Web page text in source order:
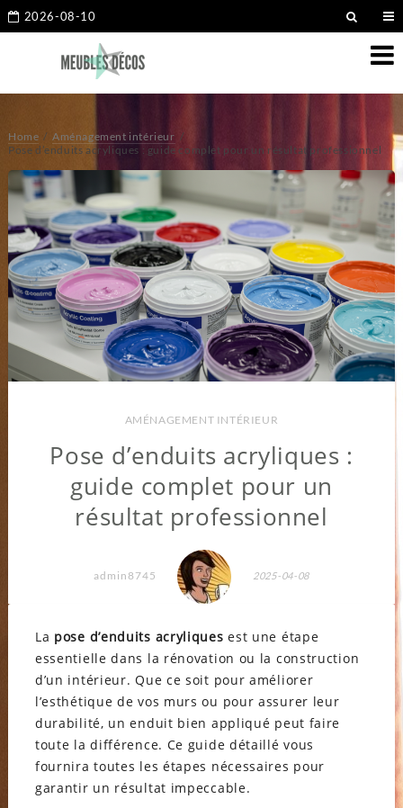
2026-08-10
Home
Aménagement intérieur
Pose d’enduits acryliques : guide complet pour un résultat professionnel
AMÉNAGEMENT INTÉRIEUR
Pose d’enduits acryliques :
guide complet pour un
résultat professionnel
admin8745 2025-04-08
La pose d’enduits acryliques est une étape
essentielle dans la rénovation ou la construction
d’un intérieur. Que ce soit pour améliorer
l’esthétique de vos murs ou pour assurer leur
durabilité, un enduit bien appliqué peut faire
toute la différence. Ce guide détaillé vous
fournira toutes les étapes nécessaires pour
garantir un résultat impeccable.